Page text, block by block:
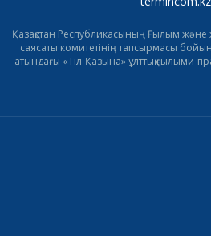
Қазақстан Республикасының Ғылым және
саясаты комитетінің тапсырмасы
атындағы «Тіл-Қазына» ұлттық ғылыми-